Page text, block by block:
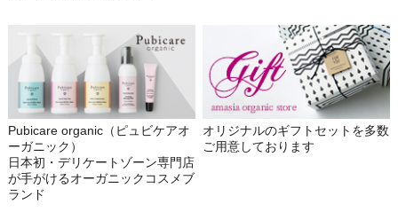
Pubicare organic（ピュビケアオ
ーガニック）
日本初・デリケートゾーン専門店
が手がけるオーガニックコスメブ
ランド
オリジナルのギフトセットを多数
ご用意しております